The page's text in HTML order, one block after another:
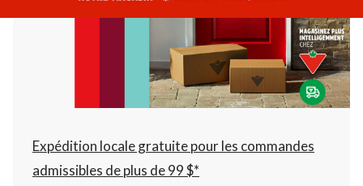
Fermeture
à
22:00
cliquer
pour
changer
Expédition locale gratuite pour les commandes
admissibles de plus de 99 $*